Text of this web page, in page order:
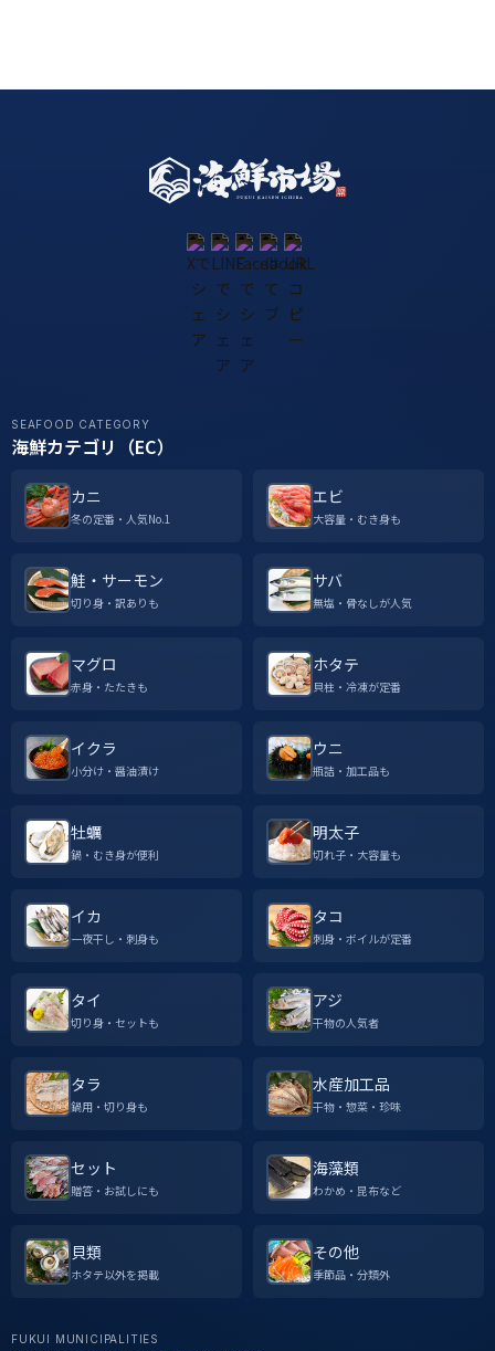
SEAFOOD CATEGORY
海鮮カテゴリ（EC）
カニ
冬の定番・人気No.1
エビ
大容量・むき身も
鮭・サーモン
切り身・訳ありも
サバ
無塩・骨なしが人気
マグロ
赤身・たたきも
ホタテ
貝柱・冷凍が定番
イクラ
小分け・醤油漬け
ウニ
瓶詰・加工品も
牡蠣
鍋・むき身が便利
明太子
切れ子・大容量も
イカ
一夜干し・刺身も
タコ
刺身・ボイルが定番
タイ
切り身・セットも
アジ
干物の人気者
タラ
鍋用・切り身も
水産加工品
干物・惣菜・珍味
セット
贈答・お試しにも
海藻類
わかめ・昆布など
貝類
ホタテ以外を掲載
その他
季節品・分類外
FUKUI MUNICIPALITIES